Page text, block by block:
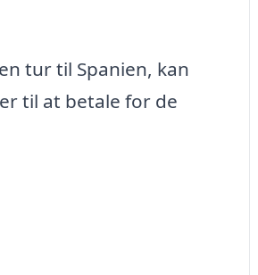
tur til Spanien, kan
til at betale for de